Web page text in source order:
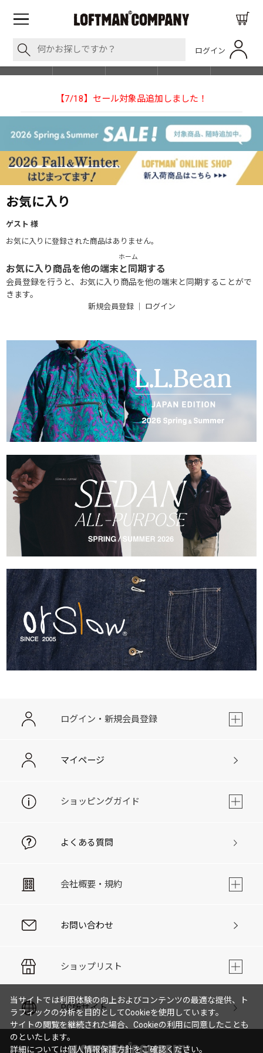
ログイン
SHOP LIST
【NEEDLESの別注】50周年 H.D. Track
お気に入り
ゲスト 様
お気に入りに登録された商品はありません。
ホーム
お気に入り商品を他の端末と同期する
会員登録を行うと、お気に入り商品を他の端末と同期することがで
きます。
新規会員登録｜ ログイン
ログイン・新規会員登録
マイページ
ショッピングガイド
よくある質問
会社概要・規約
お問い合わせ
ショップリスト
PC版サイト
当サイトでは利用体験の向上およびコンテンツの最適な提供、ト
ラフィックの分析を目的としてCookieを使用しています。
サイトの閲覧を継続された場合、Cookieの利用に同意したことも
のといたします。
詳細については個人情報保護方針をご確認ください。